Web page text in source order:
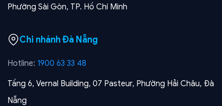
Phường Sài Gòn, TP. Hồ Chí Minh
Chi nhánh Đà Nẵng
Hotline: 1900 63 33 48
Tầng 6, Vernal Building, 07 Pasteur, Phường Hải Châu, Đà
Nẵng